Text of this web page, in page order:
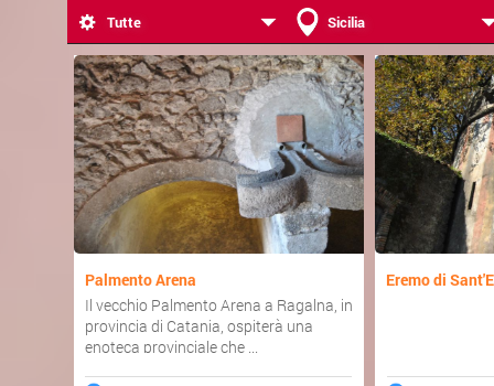
Tutte Sicilia
Palmento Arena
Il vecchio Palmento Arena a Ragalna, in
provincia di Catania, ospiterà una
enoteca provinciale che ...
Eremo di